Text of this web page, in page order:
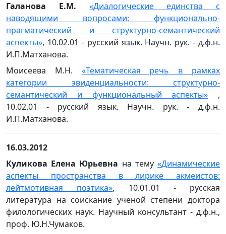
Галанова Е.М.
«Диалогические единства с
наводящими вопросами: функционально-
прагматический и структурно-семантический
аспекты», 10.02.01 - русский язык. Научн. рук. - д.ф.н.
И.П.Матханова.
Моисеева М.Н. «Тематическая речь в рамках
категории эвиденциальности: структурно-
семантический и функциональный аспекты» ,
10.02.01 - русский язык. Научн. рук. - д.ф.н.
И.П.Матханова.
16.03.2012
Куликова Елена Юрьевна на тему«Динамические
аспекты пространства в лирике акмеистов:
лейтмотивная поэтика», 10.01.01 - русская
литература на соискание ученой степени доктора
филологических наук. Научный консультант - д.ф.н.,
проф. Ю.Н.Чумаков.